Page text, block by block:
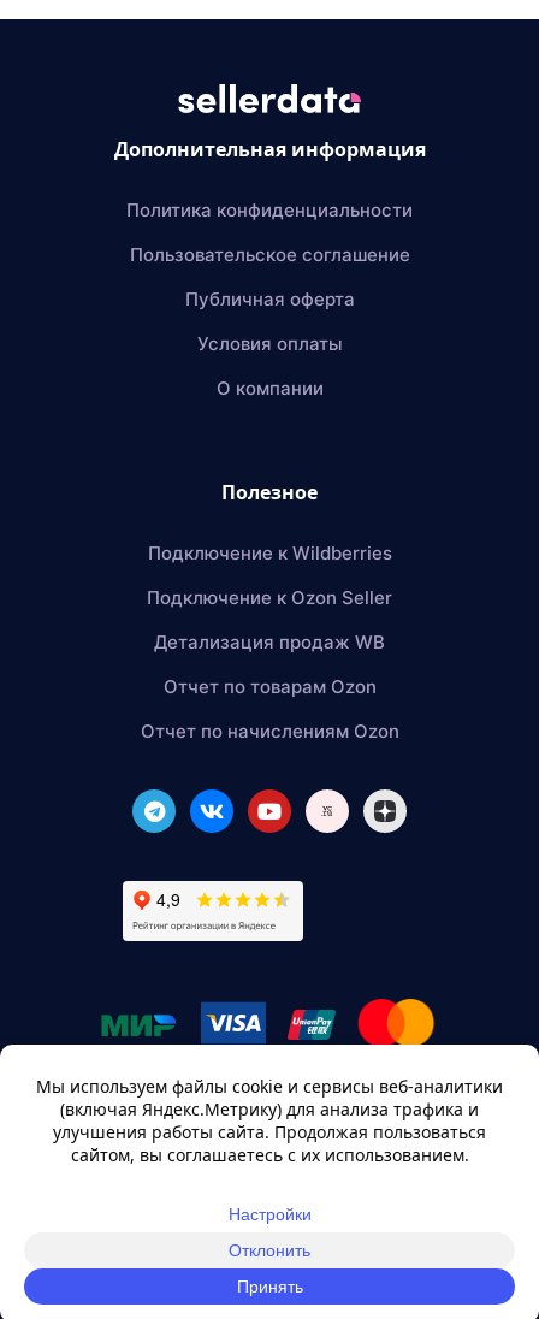
Дополнительная информация
Политика конфиденциальности
Пользовательское соглашение
Публичная оферта
Условия оплаты
О компании
Полезное
Подключение к Wildberries
Подключение к Ozon Seller
Детализация продаж WB
Отчет по товарам Ozon
Отчет по начислениям Ozon
ИП “Асылсеит”, Адрес: Республика Казахстан, г. Алматы,
мкр. Шугыла, мкр ТауСамалы, д. 206/3, +7 922 197 3258,
© sellerdata, 2025